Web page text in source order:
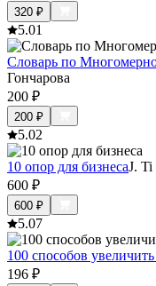
320 ₽
5.01
Словарь по
Гончарова
200 ₽
200 ₽
5.02
10 опор для бизнесаJ. Ti
600 ₽
600 ₽
5.07
100 способов
196 ₽